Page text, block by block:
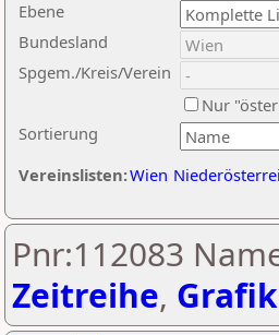
Ebene
Sortierung
Bundesland
Spgem./Kreis/Verein
Nur
Vereinslisten:Wien
Pnr:112083
Zeitreihe,